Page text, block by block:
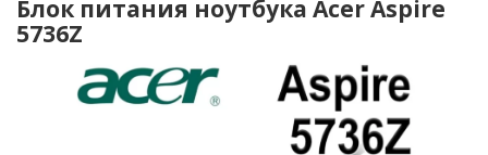
Блок питания ноутбука Acer Aspire
5736Z